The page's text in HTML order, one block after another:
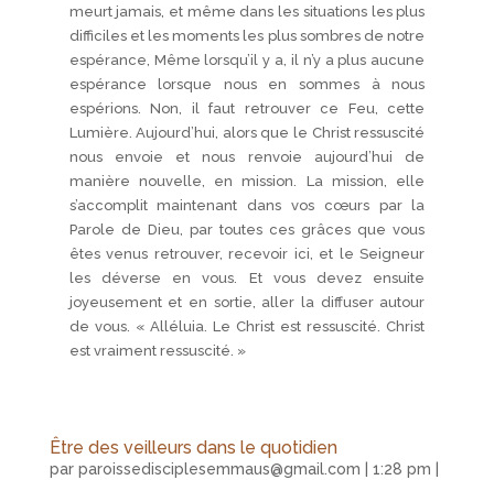
meurt jamais, et même dans les situations les plus
difficiles et les moments les plus sombres de notre
espérance, Même lorsqu’il y a, il n’y a plus aucune
espérance lorsque nous en sommes à nous
espérions. Non, il faut retrouver ce Feu, cette
Lumière. Aujourd’hui, alors que le Christ ressuscité
nous envoie et nous renvoie aujourd’hui de
manière nouvelle, en mission. La mission, elle
s’accomplit maintenant dans vos cœurs par la
Parole de Dieu, par toutes ces grâces que vous
êtes venus retrouver, recevoir ici, et le Seigneur
les déverse en vous. Et vous devez ensuite
joyeusement et en sortie, aller la diffuser autour
de vous. « Alléluia. Le Christ est ressuscité. Christ
est vraiment ressuscité. »
Être des veilleurs dans le quotidien
par paroissedisciplesemmaus@gmail.com 1:28 pm